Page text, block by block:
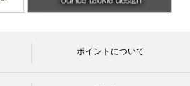
ポイントについて